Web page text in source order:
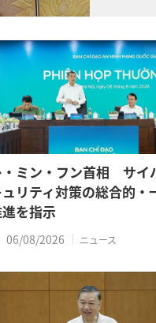
・ミン・フン首相 サイ
リティ対策の総合的・
を指示
06/08/2026 ニュース